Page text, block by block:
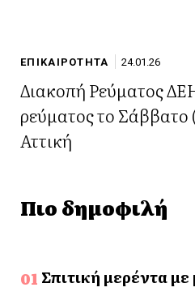
ΕΠΙΚΑΙΡΟΤΗΤΑ 24.01.26
Διακοπή Ρεύματος
ρεύματος το Σάββατο
Αττική
Πιο δημοφιλή
Σπιτική μερέντα